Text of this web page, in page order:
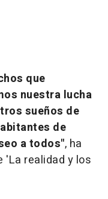
que
nuestra lucha
sueños de
de
a todos", ha
'La realidad y los